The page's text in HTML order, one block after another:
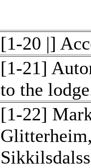
[1-20 |]
[1-21]
to the
[1-22]